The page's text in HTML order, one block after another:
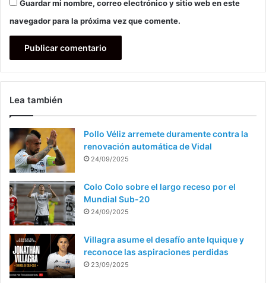
Guardar mi nombre, correo electrónico y sitio web en este
navegador para la próxima vez que comente.
Lea también
Pollo Véliz arremete duramente contra la
renovación automática de Vidal
24/09/2025
Colo Colo sobre el largo receso por el
Mundial Sub-20
24/09/2025
Villagra asume el desafío ante Iquique y
reconoce las aspiraciones perdidas
23/09/2025